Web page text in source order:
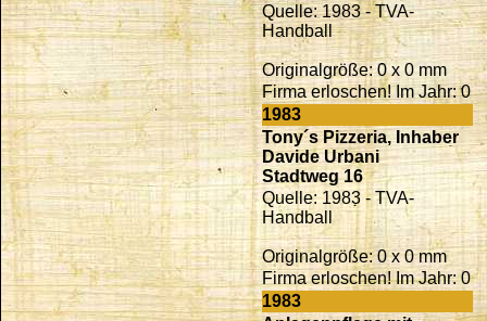
Quelle: 1983 - TVA-
Handball
Originalgröße: 0 x 0 mm
Firma erloschen! Im Jahr: 0
1983
Tony´s Pizzeria, Inhaber
Davide Urbani
Stadtweg 16
Quelle: 1983 - TVA-
Handball
Originalgröße: 0 x 0 mm
Firma erloschen! Im Jahr: 0
1983